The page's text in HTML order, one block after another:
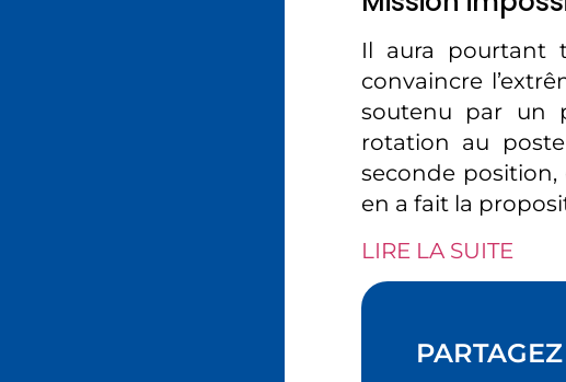
Il aura pourtant
convaincre
soutenu par un
rotation au
seconde position,
en a fait la
LIRE LA SUITE